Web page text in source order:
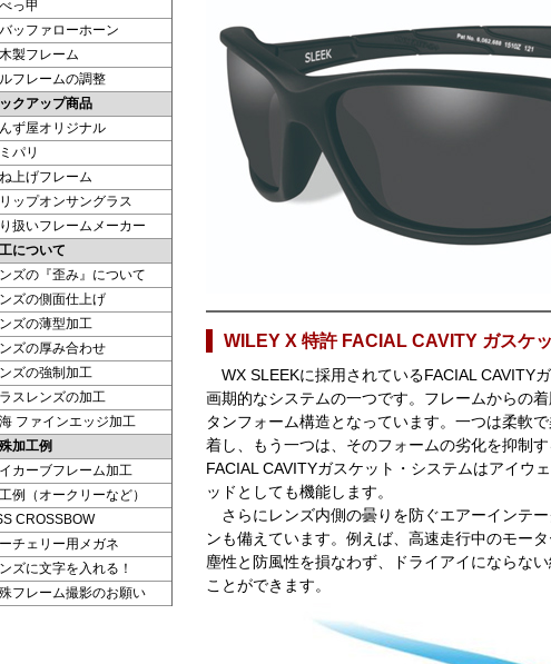
WILEY X 特許 FACIAL CAVITY ガスケ
WX SLEEKに採用されているFACIAL CAVITY
画期的なシステムの一つです。フレームからの
タンフォーム構造となっています。一つは柔軟
着し、もう一つは、そのフォームの劣化を抑制
FACIAL CAVITYガスケット・システムはアイウ
ッドとしても機能します。
さらにレンズ内側の曇りを防ぐエアーインテ
ンも備えています。例えば、高速走行中のモー
塵性と防風性を損なわず、ドライアイにならな
ことができます。